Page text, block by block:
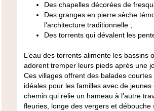
Des chapelles décorées de
Des granges en pierre sèche
l’architecture traditionnelle ;
Des torrents qui dévalent les
L’eau des torrentsalimente les bassins
adorent tremper leurs pieds après une
Ces villages offrent des balades courtes
idéales pour les familles avec de jeunes
chemin qui relie un hameau à l’autre
fleuries, longe des vergers et débouche